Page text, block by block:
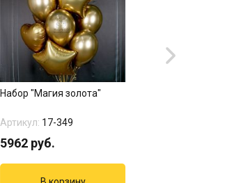
Набор "Магия золота"
Артикул: 17-349
5962 руб.